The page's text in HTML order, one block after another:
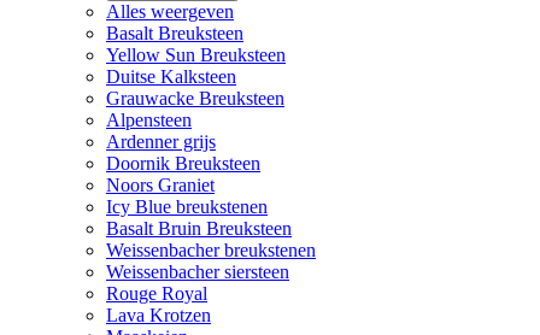
Alles weergeven
Basalt Breuksteen
Yellow Sun Breuksteen
Duitse Kalksteen
Grauwacke Breuksteen
Alpensteen
Ardenner grijs
Doornik Breuksteen
Noors Graniet
Icy Blue breukstenen
Basalt Bruin Breuksteen
Weissenbacher breukstenen
Weissenbacher siersteen
Rouge Royal
Lava Krotzen